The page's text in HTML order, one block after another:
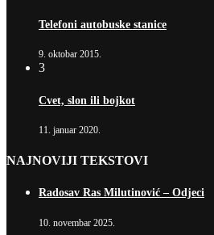
Telefoni autobuske stanice
9. oktobar 2015.
3
Cvet, slon ili bojkot
11. januar 2020.
NAJNOVIJI TEKSTOVI
Radosav Ras Milutinović – Odjeci
10. novembar 2025.